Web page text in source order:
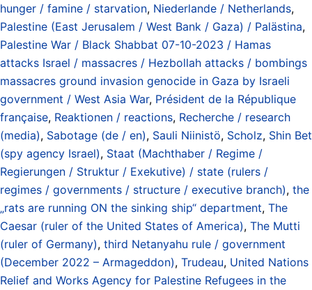
hunger / famine / starvation, Niederlande / Netherlands,
Palestine (East Jerusalem / West Bank / Gaza) / Palästina,
Palestine War / Black Shabbat 07-10-2023 / Hamas
attacks Israel / massacres / Hezbollah attacks / bombings
massacres ground invasion genocide in Gaza by Israeli
government / West Asia War, Président de la République
française, Reaktionen / reactions, Recherche / research
(media), Sabotage (de / en), Sauli Niinistö, Scholz, Shin Bet
(spy agency Israel), Staat (Machthaber / Regime /
Regierungen / Struktur / Exekutive) / state (rulers /
regimes / governments / structure / executive branch), the
„rats are running ON the sinking ship“ department, The
Caesar (ruler of the United States of America), The Mutti
(ruler of Germany), third Netanyahu rule / government
(December 2022 – Armageddon), Trudeau, United Nations
Relief and Works Agency for Palestine Refugees in the